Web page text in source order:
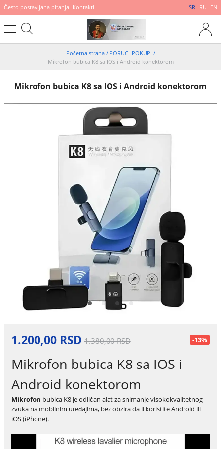
Često postavljana pitanja Kontakti SR RU EN
Početna strana / PORUCI-POKUPI /
Mikrofon bubica K8 sa IOS i Android konektorom
Mikrofon bubica K8 sa IOS i Android konektorom
1.200,00 RSD 1.380,00 RSD -13%
Mikrofon bubica K8 sa IOS i
Android konektorom
Mikrofon bubica K8 je odličan alat za snimanje visokokvalitetnog
zvuka na mobilnim uređajima, bez obzira da li koristite Android ili
iOS (iPhone).